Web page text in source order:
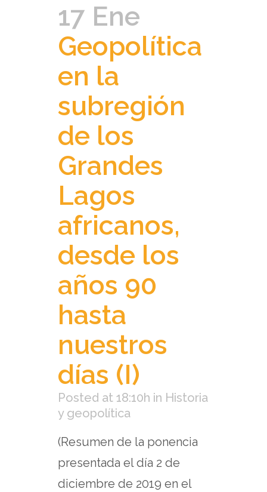
17 Ene
Geopolítica
en la
subregión
de los
Grandes
Lagos
africanos,
desde los
años 90
hasta
nuestros
días (I)
Posted at 18:10h in Historia
y geopolítica
(Resumen de la ponencia
presentada el día 2 de
diciembre de 2019 en el